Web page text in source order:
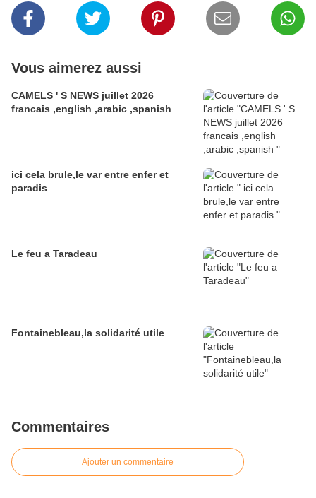
Vous aimerez aussi
CAMELS ' S NEWS juillet 2026
francais ,english ,arabic ,spanish
ici cela brule,le var entre enfer et
paradis
Le feu a Taradeau
Fontainebleau,la solidarité utile
Commentaires
Ajouter un commentaire